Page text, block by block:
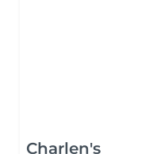
Charlen's